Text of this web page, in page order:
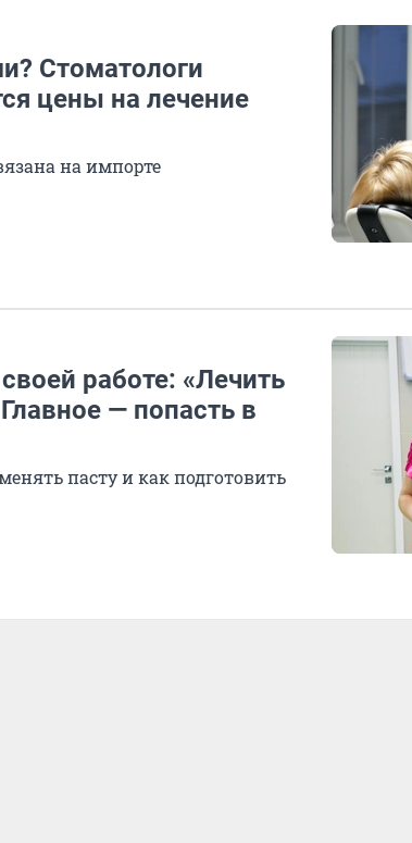
Стоматологи
цены на лечение
на импорте
работе: «Лечить
— попасть в
пасту и как подготовить